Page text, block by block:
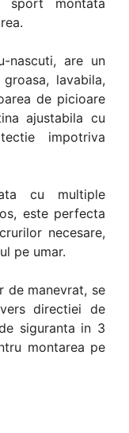
nascuti, are un
lavabila,
de picioare
ajustabila cu
impotriva
cu multiple
este perfecta
necesare,
pe umar.
de manevrat, se
directiei de
siguranta in 3
montarea pe